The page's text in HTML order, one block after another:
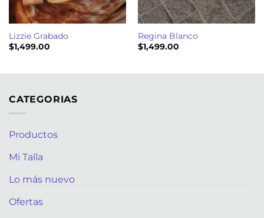
Lizzie Grabado
$1,499.00
Regina Blanco
$1,499.00
CATEGORIAS
Productos
Mi Talla
Lo más nuevo
Ofertas